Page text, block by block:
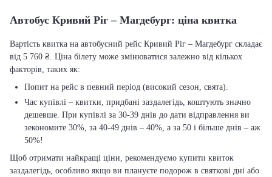
Автобус Кривий Ріг – Магдебург: ціна квитка
Вартість квитка на автобусний рейс Кривий Ріг – Магдебург складає
від 5 760 ₴. Ціна білету може змінюватися залежно від кількох
факторів, таких як:
Попит на рейс в певний період (високий сезон, свята).
Час купівлі – квитки, придбані заздалегідь, коштують значно
дешевше. При купівлі за 30-39 днів до дати відправлення ви
зекономите 30%, за 40-49 днів – 40%, а за 50 і більше днів – аж
50%!
Щоб отримати найкращі ціни, рекомендуємо купити квиток
заздалегідь, особливо якщо ви плануєте подорож в святкові дні або